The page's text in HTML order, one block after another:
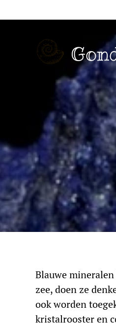
Blauwe
zee, doen ze
ook worden
kristalrooster en